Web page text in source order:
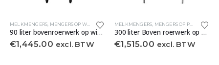
MELKMENGERS MENGERS OP WIELEN
90 liter bovenroerwerk op wielen.
€1,445.00 excl. BTW
MELKMENGERS MENGERS OP POTEN
300 liter Boven roerwerk op poten.
€1,515.00 excl. BTW